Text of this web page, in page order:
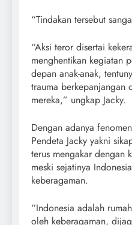
“Tindakan tersebut
“Aksi teror disertai
menghentikan kegiatan
depan anak-anak,
trauma berkepanjangan
mereka,” ungkap Jacky.
Dengan adanya
Pendeta Jacky yakni
terus mengakar dengan
meski sejatinya
keberagaman.
“Indonesia adalah
oleh keberagaman,